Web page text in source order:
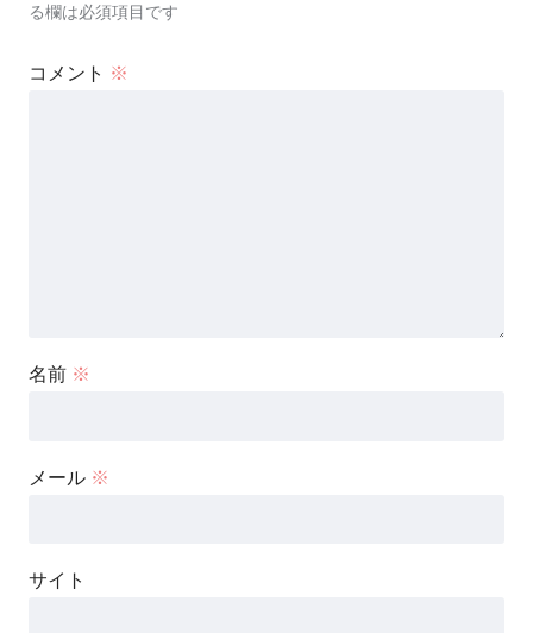
る欄は必須項目です
コメント ※
名前 ※
メール ※
サイト